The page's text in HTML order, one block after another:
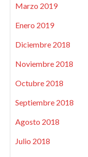
Marzo 2019
Enero 2019
Diciembre 2018
Noviembre 2018
Octubre 2018
Septiembre 2018
Agosto 2018
Julio 2018